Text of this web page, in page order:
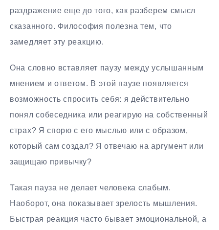
раздражение еще до того, как разберем смысл
сказанного. Философия полезна тем, что
замедляет эту реакцию.
Она словно вставляет паузу между услышанным
мнением и ответом. В этой паузе появляется
возможность спросить себя: я действительно
понял собеседника или реагирую на собственный
страх? Я спорю с его мыслью или с образом,
который сам создал? Я отвечаю на аргумент или
защищаю привычку?
Такая пауза не делает человека слабым.
Наоборот, она показывает зрелость мышления.
Быстрая реакция часто бывает эмоциональной, а